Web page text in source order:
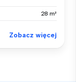
28 m²
Zobacz więcej